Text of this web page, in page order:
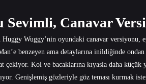
Sevimli, Canavar
Wuggy’nin oyundaki canavar versiyonu,
benzeyen ama detaylarına inildiğinde
Kol ve bacaklarına kıyasla daha küçük
Genişlemiş gözleriyle göz teması kurmak